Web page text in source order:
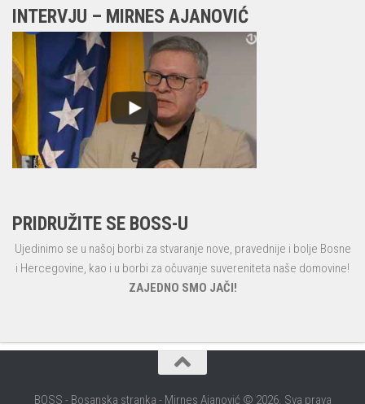
INTERVJU – MIRNES AJANOVIĆ
PRIDRUŽITE SE BOSS-U
Ujedinimo se u našoj borbi za stvaranje nove, pravednije i bolje Bosne
i Hercegovine, kao i u borbi za očuvanje suvereniteta naše domovine!
ZAJEDNO SMO JAČI!
BOSS - Bosanska stranka - Mirnes Ajanović © 2026. Sva prava